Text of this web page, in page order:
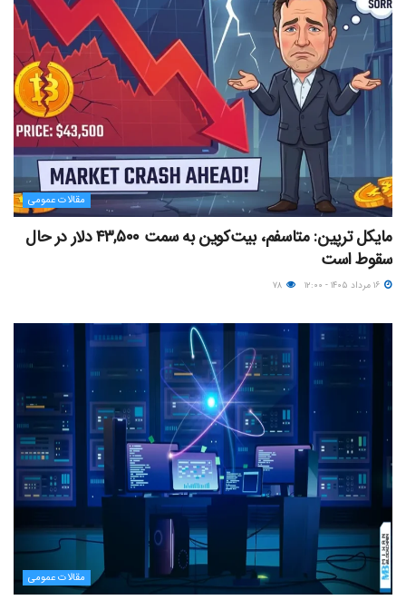
مقالات عمومی
مایکل ترپین: متاسفم، بیت‌کوین به سمت ۴۳,۵۰۰ دلار در حال
سقوط است
مقالات عمومی